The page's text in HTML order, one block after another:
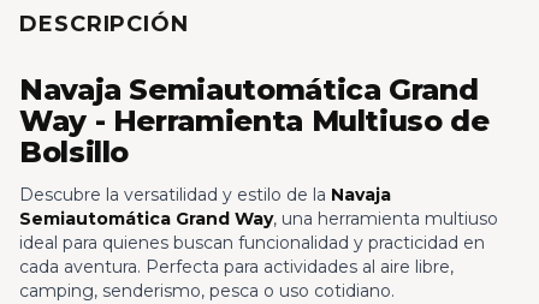
DESCRIPCIÓN
Navaja Semiautomática Grand
Way - Herramienta Multiuso de
Bolsillo
Descubre la versatilidad y estilo de la Navaja
Semiautomática Grand Way, una herramienta multiuso
ideal para quienes buscan funcionalidad y practicidad en
cada aventura. Perfecta para actividades al aire libre,
camping, senderismo, pesca o uso cotidiano.